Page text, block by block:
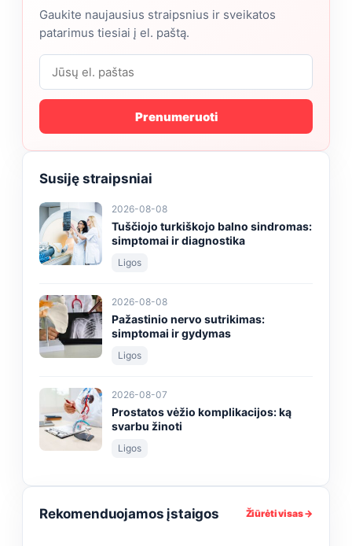
Gaukite naujausius straipsnius ir sveikatos
patarimus tiesiai į el. paštą.
Prenumeruoti
Susiję straipsniai
2026-08-08
Tuščiojo turkiškojo balno sindromas:
simptomai ir diagnostika
Ligos
2026-08-08
Pažastinio nervo sutrikimas:
simptomai ir gydymas
Ligos
2026-08-07
Prostatos vėžio komplikacijos: ką
svarbu žinoti
Ligos
Rekomenduojamos įstaigos Žiūrėti visas →